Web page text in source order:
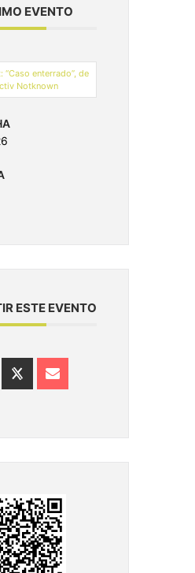
EVENTO
“Caso enterrado”, de
Notknown
ESTE EVENTO